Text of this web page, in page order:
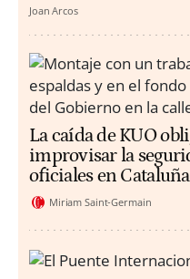
Joan Arcos
La caída de KUO
improvisar la
oficiales en Cataluña
Miriam Saint-Germain